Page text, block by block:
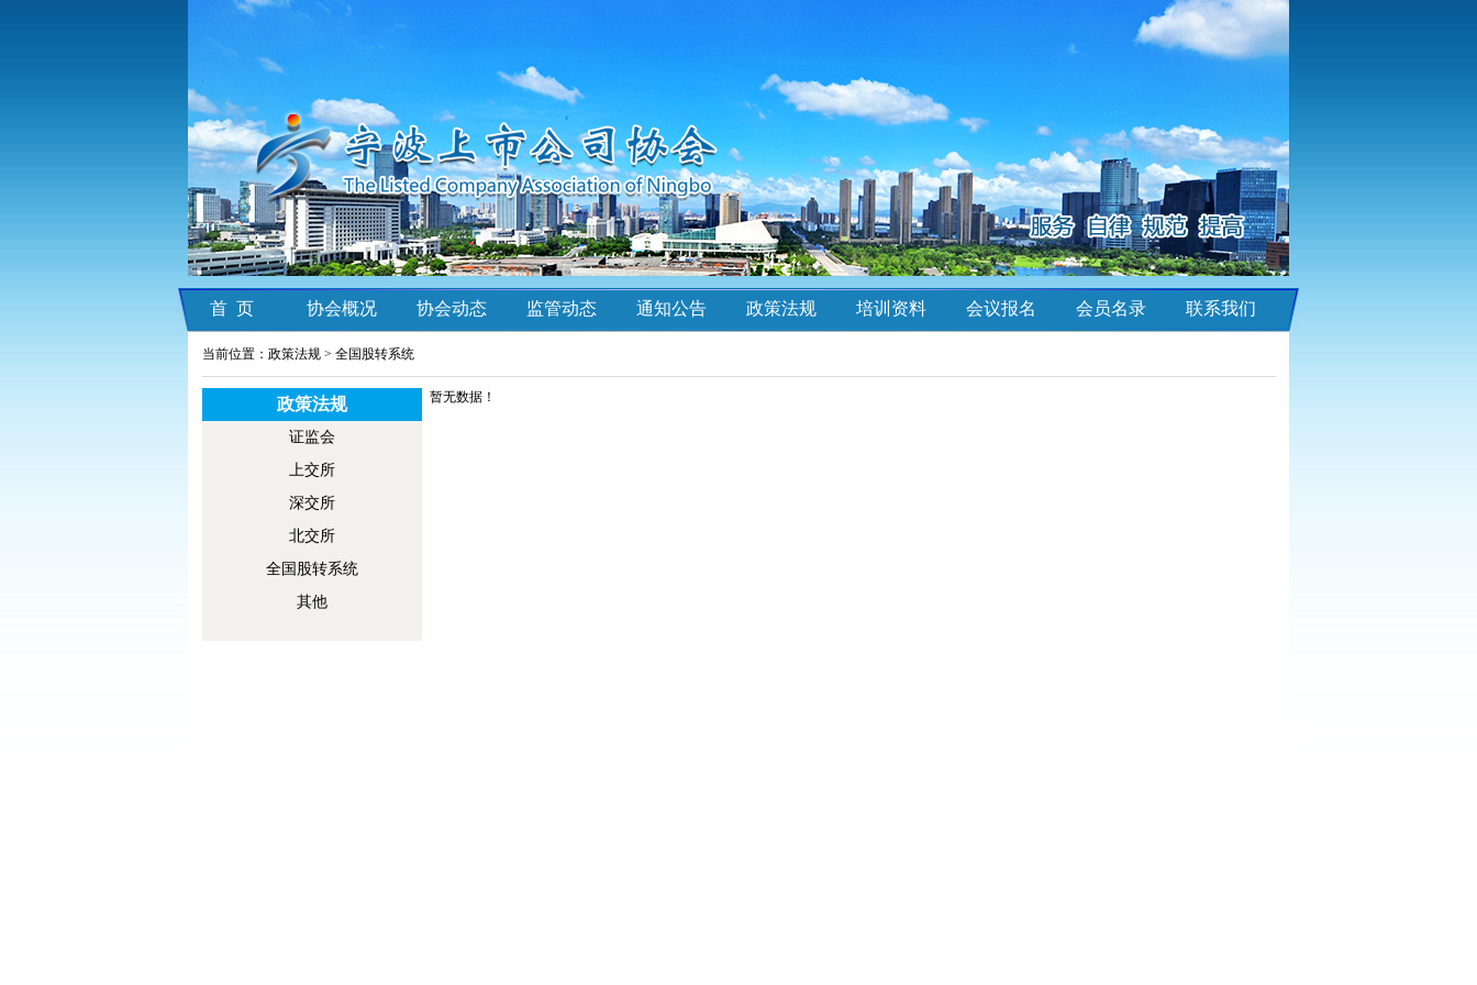
首 页 协会概况 协会动态 监管动态 通知公告 政策法规 培训资料 会议报名 会员名录 联系我们
当前位置：政策法规 > 全国股转系统
政策法规
证监会
上交所
深交所
北交所
全国股转系统
其他
暂无数据！